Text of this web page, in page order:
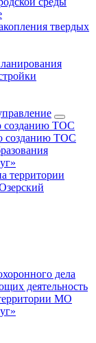
твердых
созданию ТОС
созданию ТОС
территории
дела
деятельность
МО